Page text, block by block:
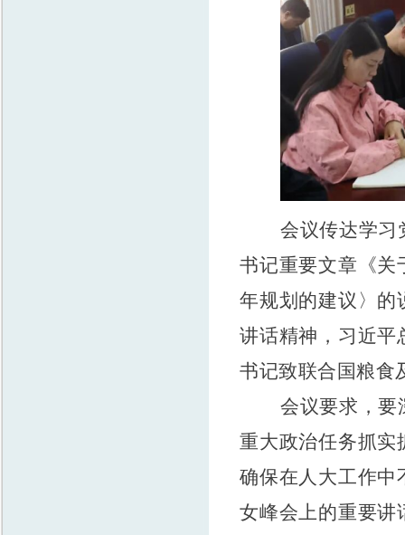
会议传达学习
书记重要文章《关
年规划的建议〉的
讲话精神，习近平
书记致联合国粮食
会议要求，要
重大政治任务抓实
确保在人大工作中
女峰会上的重要讲